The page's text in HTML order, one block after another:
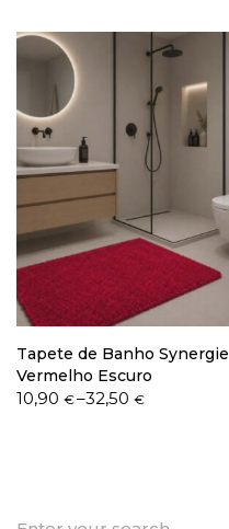
through
32,50 €
Tapete de Banho Synergie
Vermelho Escuro
10,90 €–32,50€
Price